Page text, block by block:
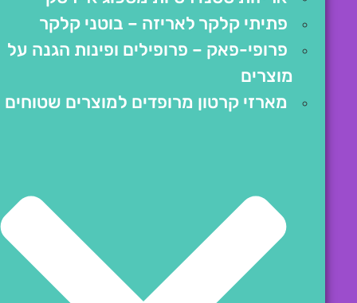
פתיתי קלקר לאריזה – בוטני קלקר
פרופי-פאק – פרופילים ופינות הגנה על
מוצרים
מארזי קרטון מרופדים למוצרים שטוחים